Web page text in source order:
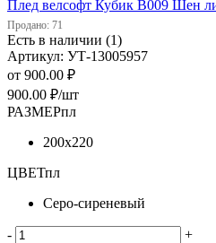
Плед велсофт Кубик В009 Шен
Продано: 71
Есть в наличии (1)
Артикул: УТ-13005957
от 900.00 ₽
900.00 ₽/шт
РАЗМЕРпл
200х220
ЦВЕТпл
Серо-сиреневый
-
+